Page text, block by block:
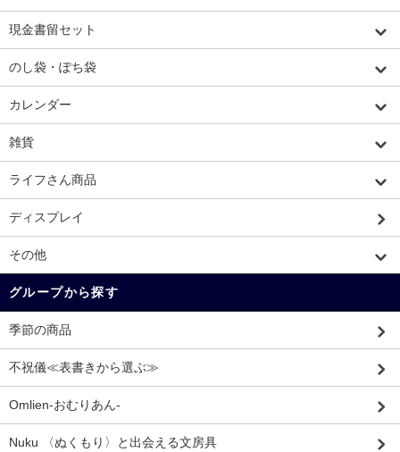
現金書留セット
のし袋・ぽち袋
カレンダー
雑貨
ライフさん商品
ディスプレイ
その他
グループから探す
季節の商品
不祝儀≪表書きから選ぶ≫
Omlien-おむりあん-
Nuku 〈ぬくもり〉と出会える文房具